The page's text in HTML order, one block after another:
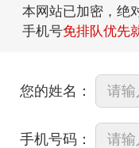
本网站已加密，绝
手机号免排队优先
您的姓名：
手机号码：